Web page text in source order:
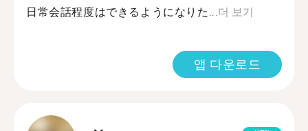
日常会話程度はできるようになりた...더 보기
앱 다운로드